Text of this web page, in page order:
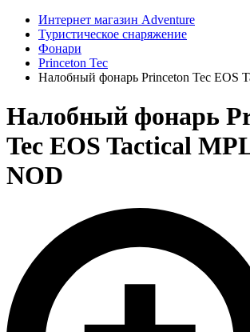
Интернет магазин Adventure
Туристическое снаряжение
Фонари
Princeton Tec
Налобный фонарь Princeton Tec EOS
Налобный фонарь
Tec EOS Tactical
NOD